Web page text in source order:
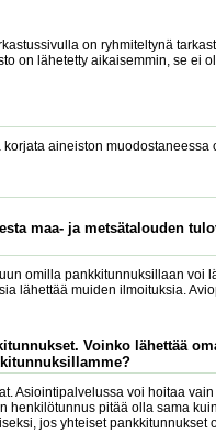
on ryhmiteltynä
on lähetetty aikaisemmin, se ei
aineiston muodostaneessa
maa- ja metsätalouden
omilla pankkitunnuksillaan voi
lähettää muiden ilmoituksia.
Voinko lähettää
Asiointipalvelussa voi hoitaa
henkilötunnus pitää olla sama
jos yhteiset pankkitunnukset